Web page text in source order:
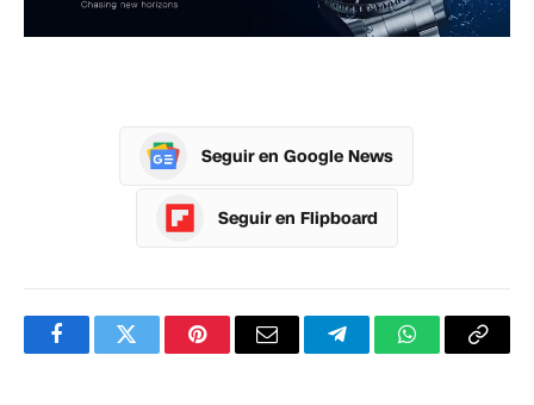
Seguir en Google News
Seguir en Flipboard
FacebookTwitterPinterestCorreoTelegramWhatsApp